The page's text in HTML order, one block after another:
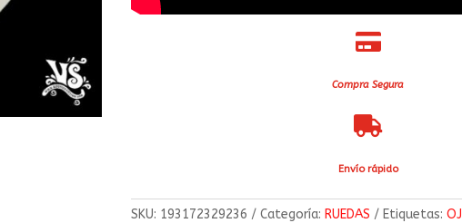

Compra Segura

Envío rápido
SKU: 193172329236 Categoría: RUEDAS Etiquetas:OJ